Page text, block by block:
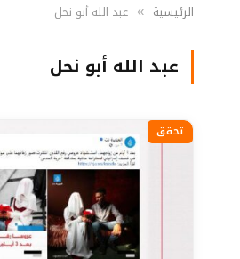
الرئيسية » عبد الله أبو نحل
عبد الله أبو نحل
تحقق